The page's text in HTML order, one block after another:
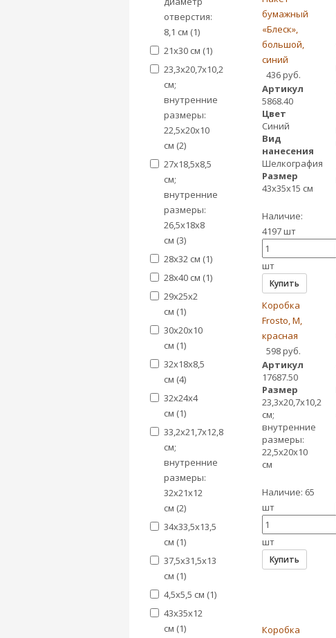
отверстия:
8,1 см (1)
21х30 см (1)
23,3х20,7х10,2
см;
внутренние
размеры:
22,5х20х10
см (2)
27х18,5х8,5
см;
внутренние
размеры:
26,5х18х8
см (3)
28х32 см (1)
28х40 см (1)
29х25х2
см (1)
30х20х10
см (1)
32х18х8,5
см (4)
32х24х4
см (1)
33,2х21,7х12,8
см;
внутренние
размеры:
32х21х12
см (2)
34х33,5х13,5
см (1)
37,5х31,5х13
см (1)
4,5х5,5 см (1)
43х35х12
см (1)
бумажный
«Блеск»,
большой,
синий
436 руб.
Артикул
5868.40
Цвет
Синий
Вид
нанесения
Шелкография
Размер
43х35х15 см
Наличие:
4197 шт
шт
Купить
Коробка
Frosto, M,
красная
598 руб.
Артикул
17687.50
Размер
23,3х20,7х10,2
см;
внутренние
размеры:
22,5х20х10
см
Наличие: 65
шт
шт
Купить
Коробка